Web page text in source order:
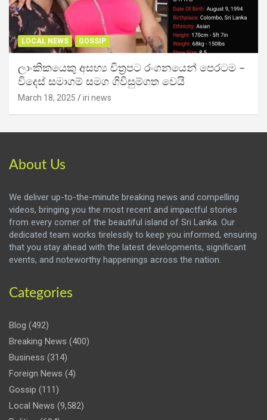
LOCAL NEWS GOSSIP
ලාංකිකයෙකු අසභ්‍ය චිත්‍රපට රංගනයෙන් පෙරටම –
විදෙස් සමාගම් සමග ගිවිසුම්ගත වෙයි
March 18, 2025 iri news
About Us
We deliver up-to-the-minute breaking news and compelling
videos, bringing you the most recent and impactful stories
from every corner of the beautiful island of Sri Lanka. Our
dedicated team works tirelessly to keep you informed, ensuring
that you stay ahead with the latest developments, significant
events, and noteworthy happenings across the nation.
Categories
Blog (492)
Breaking News (400)
Business (314)
Foreign News (4)
Gossip (111)
Local News (9,582)